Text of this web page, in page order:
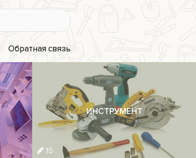
Обратная связь
ИНСТРУМЕНТ
15